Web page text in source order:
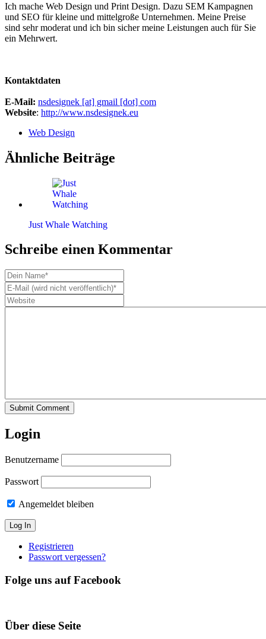
Ich mache Web Design und Print Design. Dazu SEM Kampagnen
und SEO für kleine und mittelgroße Unternehmen. Meine Preise
sind sehr moderat und ich bin sicher meine Leistungen auch für Sie
ein Mehrwert.
Kontaktdaten
E-Mail: nsdesignek [at] gmail [dot] com
Website: http://www.nsdesignek.eu
Web Design
Ähnliche Beiträge
Just Whale Watching
Schreibe einen Kommentar
Submit Comment
Login
Benutzername
Passwort
Angemeldet bleiben
Registrieren
Passwort vergessen?
Folge uns auf Facebook
Über diese Seite